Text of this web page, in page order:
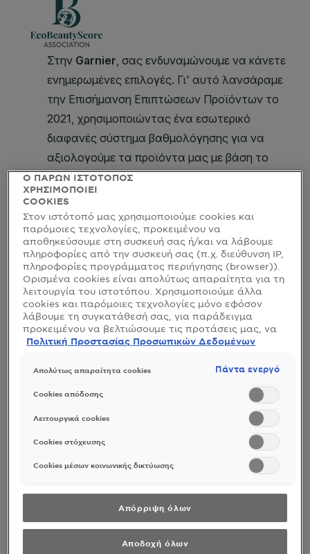
Ο ΠΑΡΩΝ ΙΣΤΟΤΟΠΟΣ
ΧΡΗΣΙΜΟΠΟΙΕΙ
COOKIES
Στον ιστότοπό μας χρησιμοποιούμε cookies και
παρόμοιες τεχνολογίες, προκειμένου να
αποθηκεύσουμε στη συσκευή σας ή/και να λάβουμε
πληροφορίες από την συσκευή σας (π.χ. διεύθυνση IP,
πληροφορίες προγράμματος περιήγησης (browser)).
Ορισμένα cookies είναι απολύτως απαραίτητα για τη
λειτουργία του ιστοτόπου. Χρησιμοποιούμε άλλα
cookies και παρόμοιες τεχνολογίες μόνο εφόσον
λάβουμε τη συγκατάθεσή σας, για παράδειγμα
προκειμένου να βελτιώσουμε τις προτάσεις μας, να
αναλύσουμε τη χρήση, να προσαρμόσουμε το
αναγνωρίσουμε τον browser/ τη συσκευή σας για τη
δημιουργία προφίλ με τα ενδιαφέροντά σας και να
σας δείχνουμε σχετικό διαφημιστικό περιεχόμενο σε
αποδεχθείτε cookies τα οποία δεν είναι απαραίτητα
(«Αποδοχή όλων»), να τα απορρίψετε («Απόρριψη
όλων») ή να ρυθμίσετε και να αποθηκεύσετε τις
επιλογές σας («Αποθήκευση επιλογών»). Μπορείτε
επίσης, ανά πάσα στιγμή, να ελέγξετε και να
ρυθμίσετε εκ νέου τις επιλογές σας (επιλέγοντας το
πληροφορίες μπορείτε να βρείτε στην
Πολιτική Προστασίας Προσωπικών Δεδομένων
Απολύτως απαραίτητα cookies Πάντα ενεργό
Cookies απόδοσης
Λειτουργικά cookies
Cookies στόχευσης
Cookies μέσων κοινωνικής δικτύωσης
Απόρριψη όλων
Αποδοχή όλων